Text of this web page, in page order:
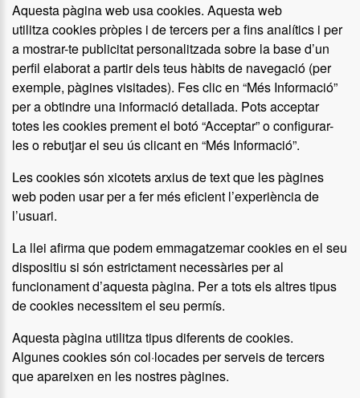
Aquesta pàgina web usa cookies. Aquesta web
utilitza cookies pròpies i de tercers per a fins analítics i per
a mostrar-te publicitat personalitzada sobre la base d’un
perfil elaborat a partir dels teus hàbits de navegació (per
exemple, pàgines visitades). Fes clic en “Més Informació”
per a obtindre una informació detallada. Pots acceptar
totes les cookies prement el botó “Acceptar” o configurar-
les o rebutjar el seu ús clicant en “Més Informació”.
Les cookies són xicotets arxius de text que les pàgines
web poden usar per a fer més eficient l’experiència de
l’usuari.
La llei afirma que podem emmagatzemar cookies en el seu
dispositiu si són estrictament necessàries per al
funcionament d’aquesta pàgina. Per a tots els altres tipus
de cookies necessitem el seu permís.
Aquesta pàgina utilitza tipus diferents de cookies.
Algunes cookies són col·locades per serveis de tercers
que apareixen en les nostres pàgines.